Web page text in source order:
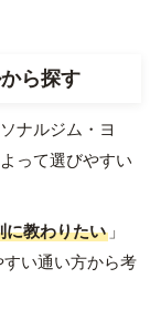
ら探す
ナルジム・ヨ
って選びやすい
に教わりたい 」
すい通い方から考